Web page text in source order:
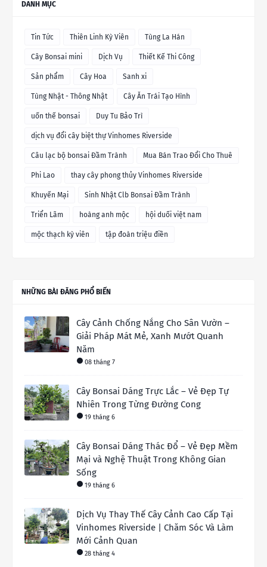
DANH MỤC
Tin Tức Thiên Linh Kỳ Viên Tùng La Hán
Cây Bonsai mini Dịch Vụ Thiết Kế Thi Công
Sản phẩm Cây Hoa Sanh xi
Tùng Nhật - Thông Nhật Cây Ăn Trái Tạo Hình
uốn thế bonsai Duy Tu Bảo Trì
dịch vụ đổi cây biệt thự Vinhomes Riverside
Câu lạc bộ bonsai Đầm Trành Mua Bán Trao Đổi Cho Thuê
Phi Lao thay cây phong thủy Vinhomes Riverside
Khuyến Mại Sinh Nhật Clb Bonsai Đầm Trành
Triển Lãm hoàng anh mộc hội duối việt nam
mộc thạch kỳ viên tập đoàn triệu điền
NHỮNG BÀI ĐĂNG PHỔ BIẾN
Cây Cảnh Chống Nắng Cho Sân Vườn –
Giải Pháp Mát Mẻ, Xanh Mướt Quanh
Năm
08 tháng 7
Cây Bonsai Dáng Trực Lắc – Vẻ Đẹp Tự
Nhiên Trong Từng Đường Cong
19 tháng 6
Cây Bonsai Dáng Thác Đổ – Vẻ Đẹp Mềm
Mại và Nghệ Thuật Trong Không Gian
Sống
19 tháng 6
Dịch Vụ Thay Thế Cây Cảnh Cao Cấp Tại
Vinhomes Riverside | Chăm Sóc Và Làm
Mới Cảnh Quan
28 tháng 4